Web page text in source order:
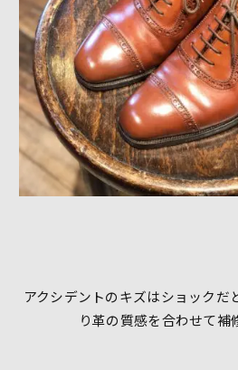
アクシデントのキズはショックだ
り革の質感を合わせて補